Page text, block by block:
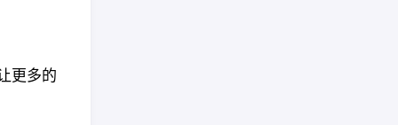
更多的